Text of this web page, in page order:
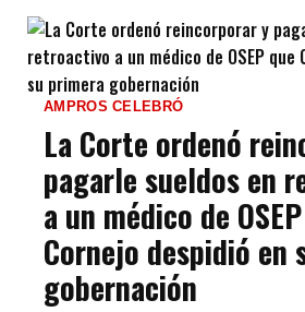
AMPROS CELEBRÓ
La Corte ordenó
pagarle sueldos en
a un médico de
Cornejo despidió en
gobernación